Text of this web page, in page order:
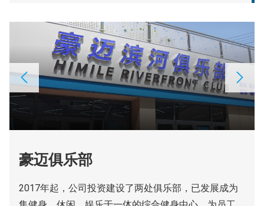
豪迈俱乐部
2017年起，公司投资建设了两处俱乐部，已发展成为